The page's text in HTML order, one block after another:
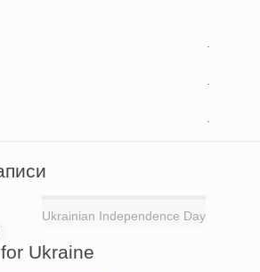
Ukrainian Independence Day
Ukraine